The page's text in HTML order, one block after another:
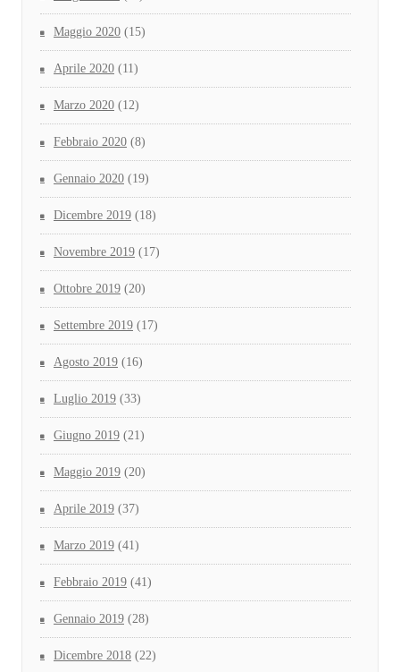
Maggio 2020 (15)
Aprile 2020 (11)
Marzo 2020 (12)
Febbraio 2020 (8)
Gennaio 2020 (19)
Dicembre 2019 (18)
Novembre 2019 (17)
Ottobre 2019 (20)
Settembre 2019 (17)
Agosto 2019 (16)
Luglio 2019 (33)
Giugno 2019 (21)
Maggio 2019 (20)
Aprile 2019 (37)
Marzo 2019 (41)
Febbraio 2019 (41)
Gennaio 2019 (28)
Dicembre 2018 (22)